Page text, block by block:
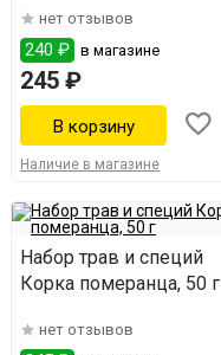
нет отзывов
240 ₽ в магазине
245 ₽
Наличие в магазине
Набор трав и специй
Корка померанца, 50 г
нет отзывов